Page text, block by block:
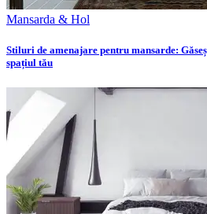
Mansarda & Hol
Stiluri de amenajare pentru mansarde:
spațiul tău